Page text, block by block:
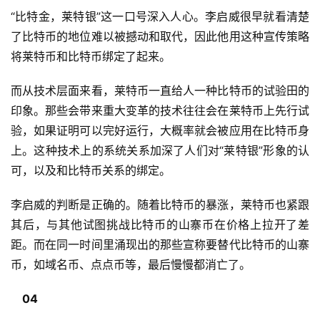
“比特金，莱特银”这一口号深入人心。李启威很早就看清楚
了比特币的地位难以被撼动和取代，因此他用这种宣传策略
将莱特币和比特币绑定了起来。
而从技术层面来看，莱特币一直给人一种比特币的试验田的
印象。那些会带来重大变革的技术往往会在莱特币上先行试
验，如果证明可以完好运行，大概率就会被应用在比特币身
上。这种技术上的系统关系加深了人们对“莱特银”形象的认
可，以及和比特币关系的绑定。
李启威的判断是正确的。随着比特币的暴涨，莱特币也紧跟
其后，与其他试图挑战比特币的山寨币在价格上拉开了差
距。而在同一时间里涌现出的那些宣称要替代比特币的山寨
币，如域名币、点点币等，最后慢慢都消亡了。
04